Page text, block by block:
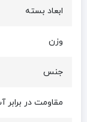
ابعاد بسته
وزن
جنس
مقاومت در برابر